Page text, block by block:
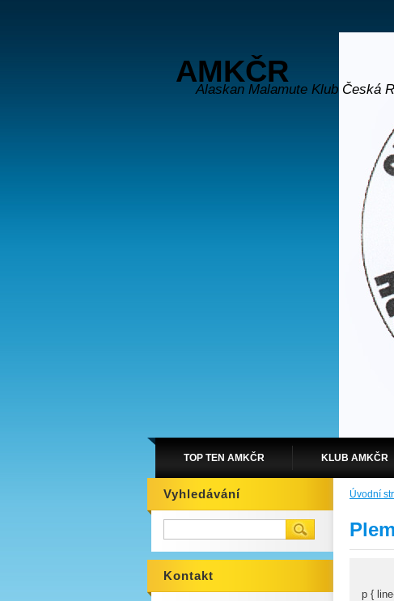
AMKČR
Alaskan Malamute Klub Česká
TOP TEN AMKČR KLUB AMKČR
Úvodní
p {
Vyhledávání
Kontakt